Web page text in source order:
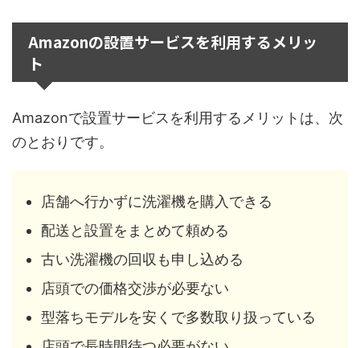
Amazonの設置サービスを利用するメリッ
ト
Amazonで設置サービスを利用するメリットは、次
のとおりです。
店舗へ行かずに洗濯機を購入できる
配送と設置をまとめて頼める
古い洗濯機の回収も申し込める
店頭での価格交渉が必要ない
型落ちモデルを安くで多数取り扱っている